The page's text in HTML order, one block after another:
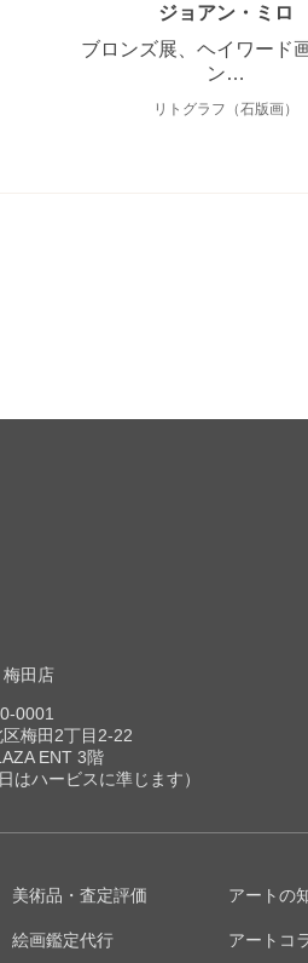
ジョアン・ミロ
ブロンズ展、ヘイワード
ン…
リトグラフ（石版画）
梅田店
0001
梅田2丁目2-22
ENT 3階
はハービスに準じます）
美術品・査定評価
絵画鑑定代行
アートの
アートコ